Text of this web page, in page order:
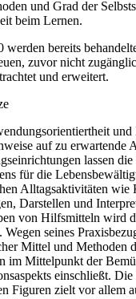
und Grad der
beim Lernen.
werden bereits
zuvor nicht
und erweitert.
und
auf zu erwartende
lassen
für die
Alltagsaktivitäten wie
Darstellen und
von Hilfsmitteln wird
seines
Mittel und Methoden
im Mittelpunkt der
einschließt.
Figuren zielt vor allem